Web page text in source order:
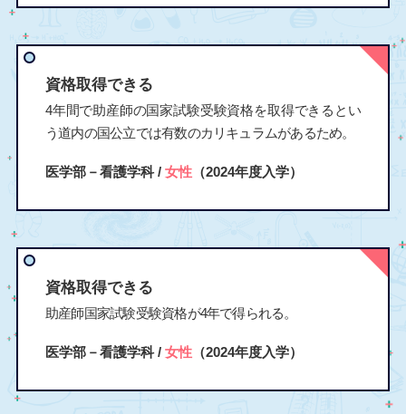
資格取得できる
4年間で助産師の国家試験受験資格を取得できるとい
う道内の国公立では有数のカリキュラムがあるため。
医学部－看護学科 / 女性（2024年度入学）
資格取得できる
助産師国家試験受験資格が4年で得られる。
医学部－看護学科 / 女性（2024年度入学）